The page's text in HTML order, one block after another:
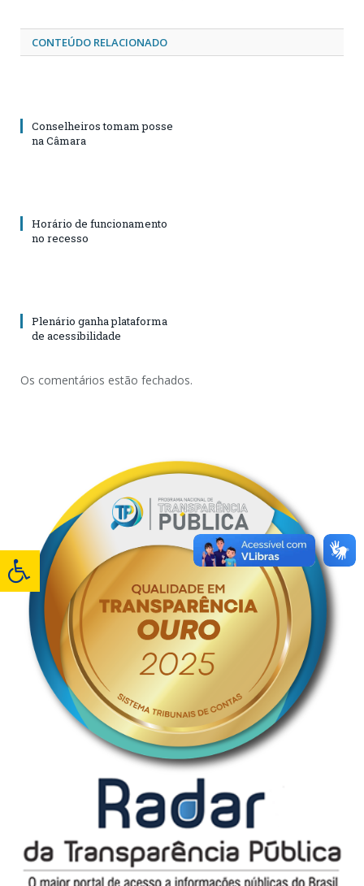
CONTEÚDO RELACIONADO
Conselheiros tomam posse
na Câmara
Horário de funcionamento
no recesso
Plenário ganha plataforma
de acessibilidade
Os comentários estão fechados.